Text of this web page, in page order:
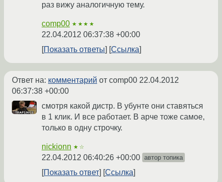
раз вижу аналогичную тему.
comp00 ★★★★
22.04.2012 06:37:38 +00:00
Показать ответы
Ссылка
Ответ на: комментарий от comp00 22.04.2012
06:37:38 +00:00
смотря какой дистр. В убунте они ставяться
в 1 клик. И все работает. В арче тоже самое,
только в одну строчку.
nickionn ★☆
22.04.2012 06:40:26 +00:00 автор топика
Показать ответ Ссылка